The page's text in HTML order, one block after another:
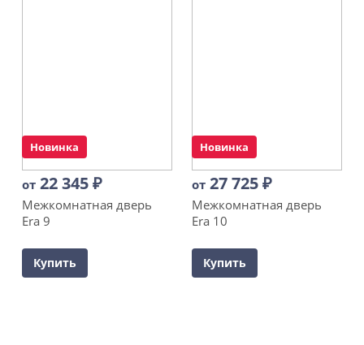
Новинка
от 22 345₽
Межкомнатная дверь
Era 9
Купить
Новинка
от 27 725₽
Межкомнатная дверь
Era 10
Купить